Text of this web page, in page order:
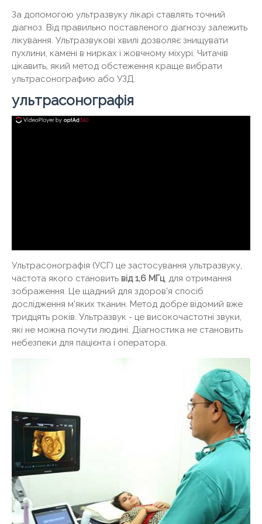
За допомогою ультразвуку лікарі ставлять точний
діагноз. Від правильно поставленого діагнозу залежить
лікування. Ультразвукові хвилі дозволяє знищувати
пухлини, камені в нирках і жовчному міхурі. Читачів
цікавить, який метод обстеження краще вибрати
ультрасонографию або УЗД.
ультрасонографія
Ультрасонографія (УСГ) це застосування ультразвуку,
частота якого становить від 1,6 МГц, для отримання
зображення. Це щадний для здоров'я спосіб
дослідження м'яких тканин. Метод добре відомий вже
тридцять років. Ультразвук - це високочастотні звуки,
які не можна почути людині. Діагностика не становить
небезпеки для пацієнта і оператора.